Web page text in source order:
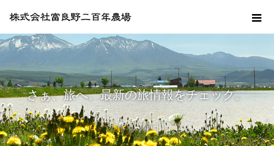
さぁ、旅へ。最新の旅情報をチェック。